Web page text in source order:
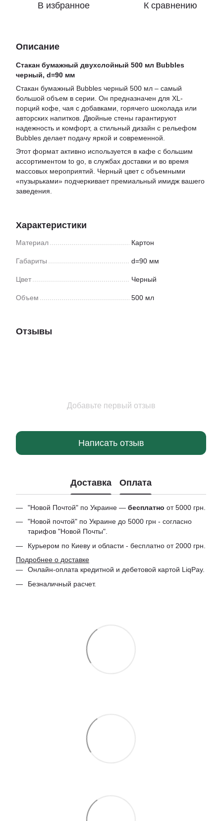
В избранное К сравнению
Описание
Стакан бумажный двухслойный 500 мл Bubbles
черный, d=90 мм
Стакан бумажный Bubbles черный 500 мл – самый
большой объем в серии. Он предназначен для XL-
порций кофе, чая с добавками, горячего шоколада или
авторских напитков. Двойные стены гарантируют
надежность и комфорт, а стильный дизайн с рельефом
Bubbles делает подачу яркой и современной.
Этот формат активно используется в кафе с большим
ассортиментом to go, в службах доставки и во время
массовых мероприятий. Черный цвет с объемными
«пузырьками» подчеркивает премиальный имидж вашего
заведения.
Характеристики
Материал Картон
Габариты d=90 мм
Цвет Черный
Объем 500 мл
Отзывы
Добавьте первый отзыв
Написать отзыв
Доставка Оплата
"Новой Почтой" по Украине — бесплатно от 5000 грн.
"Новой почтой" по Украине до 5000 грн - согласно
тарифов "Новой Почты".
Курьером по Киеву и области - бесплатно от 2000 грн.
Подробнее о доставке
Онлайн-оплата кредитной и дебетовой картой LiqPay.
Безналичный расчет.